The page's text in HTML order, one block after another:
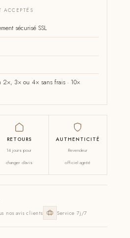
ACCEPTÉS
sécurisé SSL
2×, 3× ou 4× sans frais · 10×
RETOURS
14 jours pour
changer d'avis
AUTHENTICITÉ
Revendeur
officiel agréé
nos avis clients
Service 7j/7